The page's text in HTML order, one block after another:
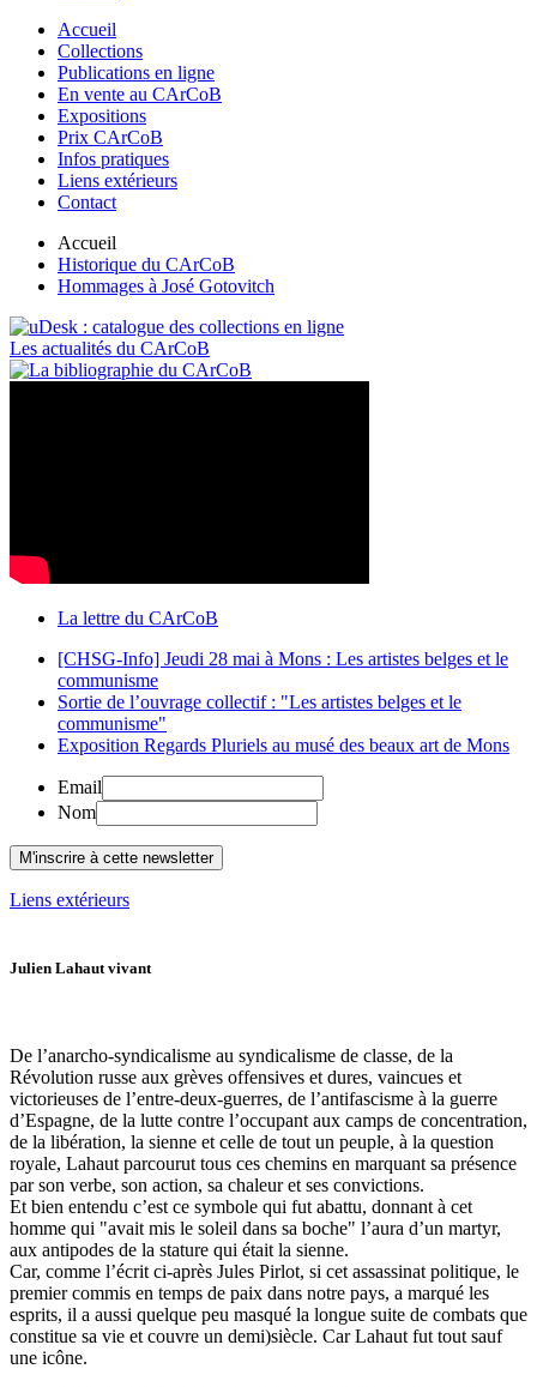
Accueil
Collections
Publications en ligne
En vente au CArCoB
Expositions
Prix CArCoB
Infos pratiques
Liens extérieurs
Contact
Accueil
Historique du CArCoB
Hommages à José Gotovitch
Les actualités du CArCoB
La lettre du CArCoB
[CHSG-Info] Jeudi 28 mai à Mons : Les artistes belges et le
communisme
Sortie de l’ouvrage collectif : "Les artistes belges et le
communisme"
Exposition Regards Pluriels au musé des beaux art de Mons
Email
Nom
Liens extérieurs
Julien Lahaut vivant
De l’anarcho-syndicalisme au syndicalisme de classe, de la
Révolution russe aux grèves offensives et dures, vaincues et
victorieuses de l’entre-deux-guerres, de l’antifascisme à la guerre
d’Espagne, de la lutte contre l’occupant aux camps de concentration,
de la libération, la sienne et celle de tout un peuple, à la question
royale, Lahaut parcourut tous ces chemins en marquant sa présence
par son verbe, son action, sa chaleur et ses convictions.
Et bien entendu c’est ce symbole qui fut abattu, donnant à cet
homme qui "avait mis le soleil dans sa boche" l’aura d’un martyr,
aux antipodes de la stature qui était la sienne.
Car, comme l’écrit ci-après Jules Pirlot, si cet assassinat politique, le
premier commis en temps de paix dans notre pays, a marqué les
esprits, il a aussi quelque peu masqué la longue suite de combats que
constitue sa vie et couvre un demi)siècle. Car Lahaut fut tout sauf
une icône.